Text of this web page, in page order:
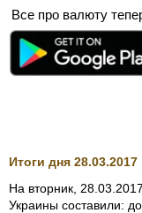
Все про валюту
Итоги дня 28.03.2017
На вторник,
Украины составили: